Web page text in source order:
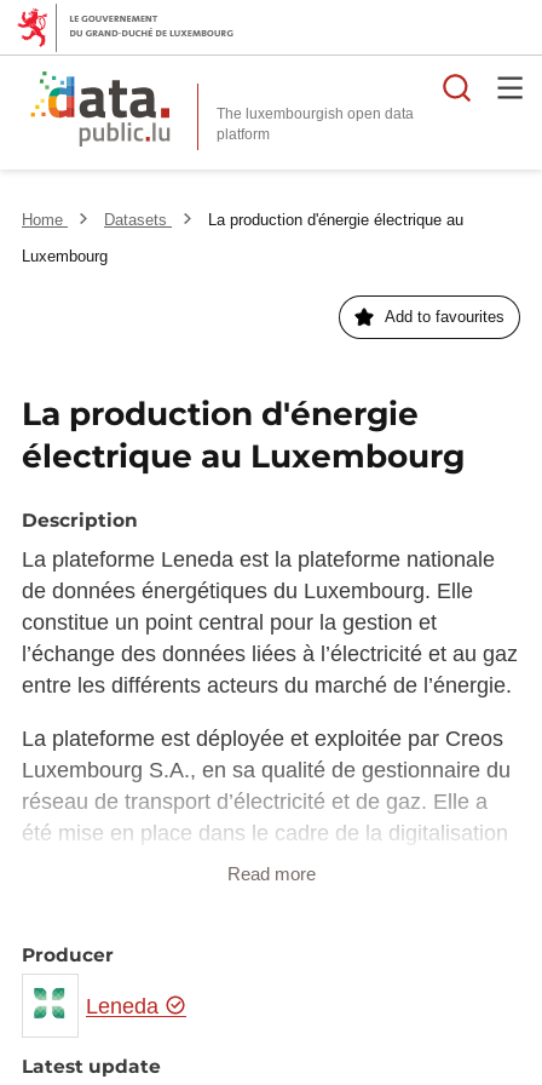
The luxembourgish open data
platform
Home Datasets
La production d'énergie électrique au
Luxembourg
Add to favourites
La production d'énergie
électrique au Luxembourg
Description
La plateforme Leneda est la plateforme nationale
de données énergétiques du Luxembourg. Elle
constitue un point central pour la gestion et
l’échange des données liées à l’électricité et au gaz
entre les différents acteurs du marché de l’énergie.
La plateforme est déployée et exploitée par Creos
Luxembourg S.A., en sa qualité de gestionnaire du
réseau de transport d’électricité et de gaz. Elle a
été mise en place dans le cadre de la digitalisation
du marché de l’énergie et conformément à la
Différents extraits de données peuvent être trouvés
ci-dessous en format CSV; ils contiennent des
données qui sont mises à jour à des moments
différents. Pour cette raison, il ne peut être exclu
Read more
Producer
Leneda
Latest update